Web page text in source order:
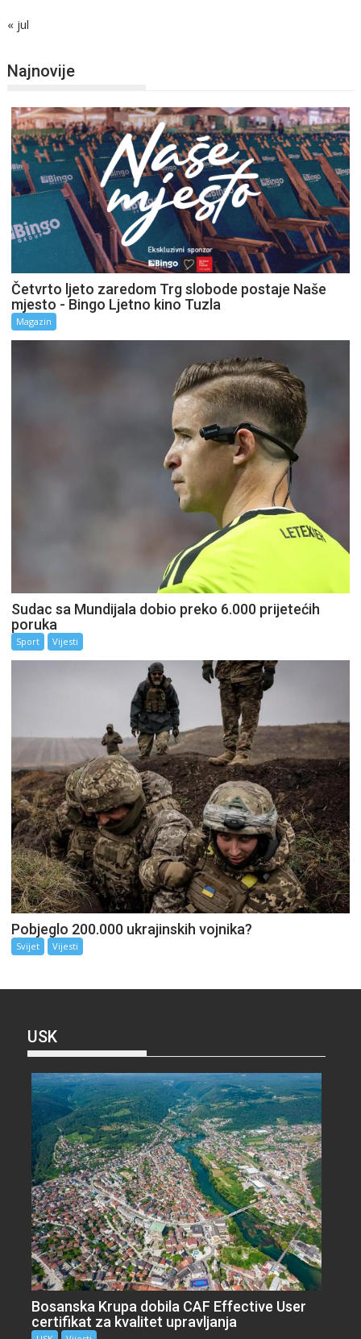
« jul
Najnovije
Četvrto ljeto zaredom Trg slobode postaje Naše
mjesto - Bingo Ljetno kino Tuzla
Magazin
Sudac sa Mundijala dobio preko 6.000 prijetećih
poruka
Sport Vijesti
Pobjeglo 200.000 ukrajinskih vojnika?
Svijet Vijesti
USK
Bosanska Krupa dobila CAF Effective User
certifikat za kvalitet upravljanja